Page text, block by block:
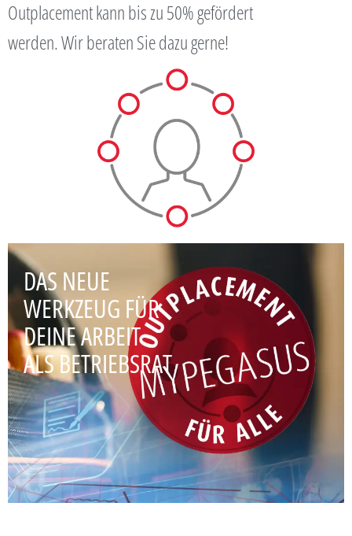
Outplacement kann bis zu 50% gefördert
werden. Wir beraten Sie dazu gerne!
DAS NEUE
WERKZEUG FÜR
DEINE ARBEIT
ALS BETRIEBSRAT